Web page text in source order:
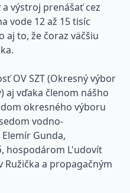
výstroj prenášať cez
vode 12 až 15 tisíc
aj to, že čoraz väčšiu
OV SZT (Okresný výbor
aj vďaka členom nášho
okresného výboru
vodno-
Gunda,
hospodárom L'udovít
a propagačným